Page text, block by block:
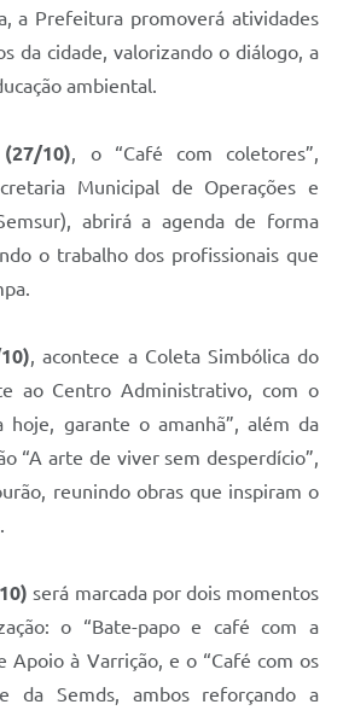
a Prefeitura promoverá atividades
da cidade, valorizando o diálogo, a
ambiental.
10), o “Café com coletores”,
Municipal de Operações e
abrirá a agenda de forma
o trabalho dos profissionais que
, acontece a Coleta Simbólica do
ao Centro Administrativo, com o
hoje, garante o amanhã”, além da
“A arte de viver sem desperdício”,
reunindo obras que inspiram o
será marcada por dois momentos
o “Bate-papo e café com a
Apoio à Varrição, e o “Café com os
da Semds, ambos reforçando a